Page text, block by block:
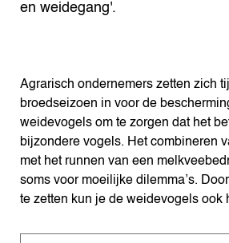
en weidegang'.
Agrarisch ondernemers zetten zich
broedseizoen in voor de
weidevogels om te zorgen dat het
bijzondere vogels. Het combineren
met het runnen van een
soms voor moeilijke dilemma’s.
te zetten kun je de weidevogels ook